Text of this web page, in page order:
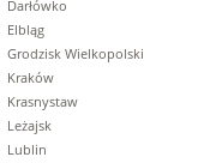
Darłówko
Elbląg
Grodzisk Wielkopolski
Kraków
Krasnystaw
Leżajsk
Lublin